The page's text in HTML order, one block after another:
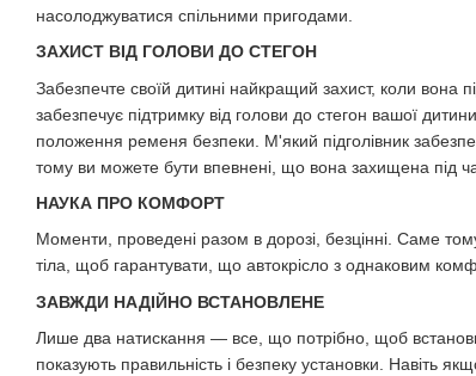
насолоджуватися спільними пригодами.
ЗАХИСТ ВІД ГОЛОВИ ДО СТЕГОН
Забезпечте своїй дитині найкращий захист, коли вона
забезпечує підтримку від голови до стегон вашої
положення ременя безпеки. М'який підголівник
тому ви можете бути впевнені, що вона захищена під
НАУКА ПРО КОМФОРТ
Моменти, проведені разом в дорозі, безцінні. Саме
тіла, щоб гарантувати, що автокрісло з однаковим
ЗАВЖДИ НАДІЙНО ВСТАНОВЛЕНЕ
Лише два натискання — все, що потрібно, щоб
показують правильність і безпеку установки. Навіть